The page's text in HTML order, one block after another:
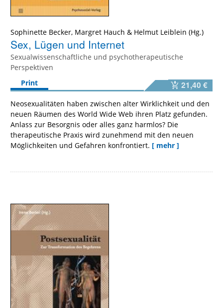
Sophinette Becker, Margret Hauch & Helmut Leiblein
Sex, Lügen und Internet
Sexualwissenschaftliche und psychotherapeutische
Perspektiven
Print
21,40 €
Neosexualitäten haben zwischen alter Wirklichkeit und den
neuen Räumen des World Wide Web ihren Platz gefunden.
Anlass zur Besorgnis oder alles ganz harmlos? Die
therapeutische Praxis wird zunehmend mit den neuen
Möglichkeiten und Gefahren konfrontiert. [ mehr ]